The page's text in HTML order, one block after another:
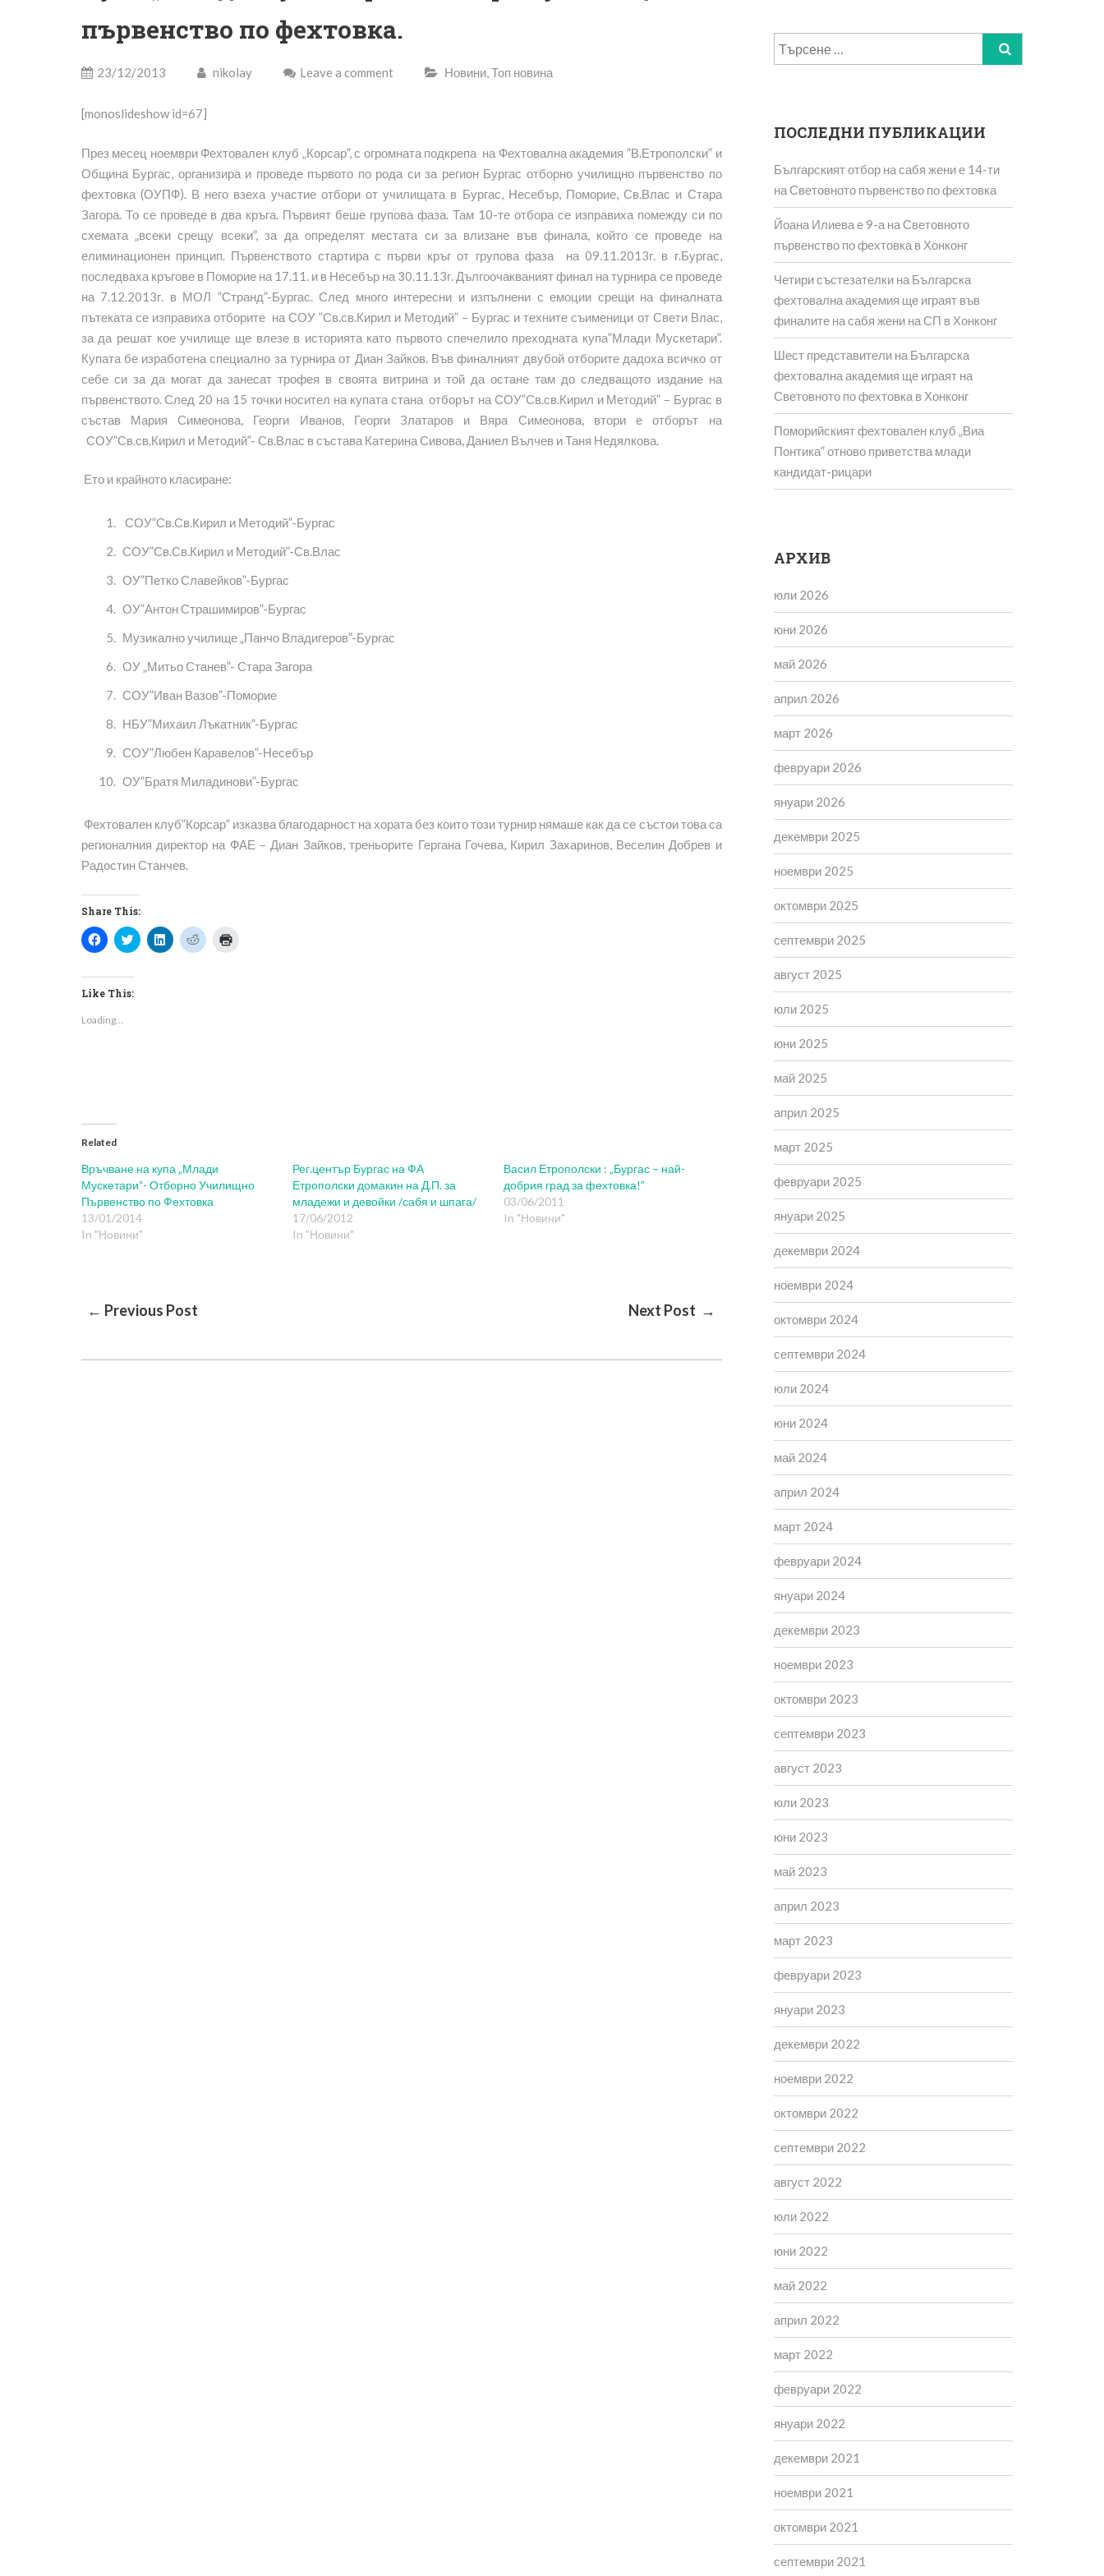
първенство по фехтовка.
23/12/2013 nikolay Leave a comment Новини,Топ новина
[monoslideshow id=67]
През месец ноември Фехтовален клуб „Корсар”, с огромната подкрепа на Фехтовална академия ”В.Етрополски” и
Община Бургас, организира и проведе първото по рода си за регион Бургас отборно училищно първенство по
фехтовка (ОУПФ). В него взеха участие отбори от училищата в Бургас, Несебър, Поморие, Св.Влас и Стара
Загора.То се проведе в два кръга. Първият беше групова фаза. Там 10-те отбора се изправиха помежду си по
схемата „всеки срещу всеки”, за да определят местата си за влизане във финала, който се проведе на
елиминационен принцип. Първенството стартира с първи кръг от групова фаза на 09.11.2013г. в г.Бургас,
последваха кръгове в Поморие на 17.11. и в Несебър на 30.11.13г. Дългоочакваният финал на турнира се проведе
на 7.12.2013г. в МОЛ ”Странд”-Бургас. След много интересни и изпълнени с емоции срещи на финалната
пътеката се изправиха отборите на СОУ ”Св.св.Кирил и Методий” – Бургас и техните съименици от Свети Влас,
за да решат кое училище ще влезе в историята като първото спечелило преходната купа”Млади Мускетари”.
Купата бе изработена специално за турнира от Диан Зайков. Във финалният двубой отборите дадоха всичко от
себе си за да могат да занесат трофея в своята витрина и той да остане там до следващото издание на
първенството. След 20 на 15 точки носител на купата стана отборът на СОУ”Св.св.Кирил и Методий” – Бургас в
състав Мария Симеонова, Георги Иванов, Георги Златаров и Вяра Симеонова, втори е отборът на
СОУ”Св.св.Кирил и Методий”- Св.Влас в състава Катерина Сивова, Даниел Вълчев и Таня Недялкова.
Ето и крайното класиране:
СОУ”Св.Св.Кирил и Методий”-Бургас
СОУ”Св.Св.Кирил и Методий”-Св.Влас
ОУ”Петко Славейков”-Бургас
ОУ”Антон Страшимиров”-Бургас
Музикално училище „Панчо Владигеров”-Бургас
ОУ „Митьо Станев”- Стара Загора
СОУ”Иван Вазов”-Поморие
НБУ”Михаил Лъкатник”-Бургас
СОУ”Любен Каравелов”-Несебър
ОУ”Братя Миладинови”-Бургас
Фехтовален клуб”Корсар” изказва благодарност на хората без които този турнир нямаше как да се състои това са
регионалния директор на ФАЕ – Диан Зайков, треньорите Гергана Гочева, Кирил Захаринов, Веселин Добрев и
Радостин Станчев.
Share This:
Click
to
Facebook
(Opens
in
window)
Click
to
Click
to
Click
to
Like This:
Loading...
Related
Връчване на купа „Млади
Мускетари“- Отборно Училищно
Първенство по Фехтовка
13/01/2014
In "Новини"
Рег.център Бургас на ФА
Етрополски домакин на Д.П. за
младежи и девойки /сабя и шпага/
17/06/2012
In "Новини"
Васил Етрополски : „Бургас – най-
добрия град за фехтовка!”
03/06/2011
In "Новини"
Post
← Previous Post Next Post →
Търсене
за:
ПОСЛЕДНИ ПУБЛИКАЦИИ
Българският отбор на сабя жени е 14-ти
на Световното първенство по фехтовка
Йоана Илиева е 9-а на Световното
първенство по фехтовка в Хонконг
Четири състезателки на Българска
фехтовална академия ще играят във
финалите на сабя жени на СП в Хонконг
Шест представители на Българска
фехтовална академия ще играят на
Световното по фехтовка в Хонконг
Поморийският фехтовален клуб „Виа
Понтика” отново приветства млади
кандидат-рицари
АРХИВ
юли 2026
юни 2026
май 2026
април 2026
март 2026
февруари 2026
януари 2026
декември 2025
ноември 2025
октомври 2025
септември 2025
август 2025
юли 2025
юни 2025
май 2025
април 2025
март 2025
февруари 2025
януари 2025
декември 2024
ноември 2024
октомври 2024
септември 2024
юли 2024
юни 2024
май 2024
април 2024
март 2024
февруари 2024
януари 2024
декември 2023
ноември 2023
октомври 2023
септември 2023
август 2023
юли 2023
юни 2023
май 2023
април 2023
март 2023
февруари 2023
януари 2023
декември 2022
ноември 2022
октомври 2022
септември 2022
август 2022
юли 2022
юни 2022
май 2022
април 2022
март 2022
февруари 2022
януари 2022
декември 2021
ноември 2021
октомври 2021
септември 2021